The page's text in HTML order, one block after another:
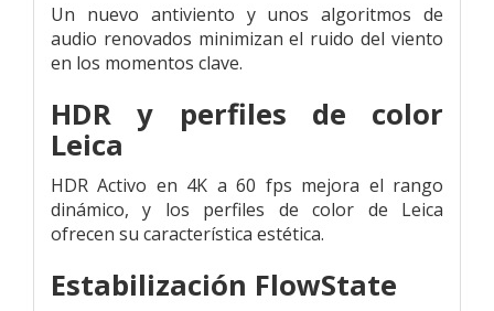
Un nuevo antiviento y unos algoritmos de
audio renovados minimizan el ruido del viento
en los momentos clave.
HDR y perfiles de color
Leica
HDR Activo en 4K a 60 fps mejora el rango
dinámico, y los perfiles de color de Leica
ofrecen su característica estética.
Estabilización FlowState